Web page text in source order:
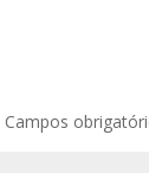
Campos